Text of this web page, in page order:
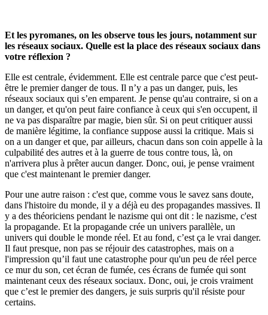
Et les pyromanes, on les observe tous les jours, notamment sur
les réseaux sociaux. Quelle est la place des réseaux sociaux dans
votre réflexion ?
Elle est centrale, évidemment. Elle est centrale parce que c'est peut-
être le premier danger de tous. Il n’y a pas un danger, puis, les
réseaux sociaux qui s’en emparent. Je pense qu'au contraire, si on a
un danger, et qu'on peut faire confiance à ceux qui s'en occupent, il
ne va pas disparaître par magie, bien sûr. Si on peut critiquer aussi
de manière légitime, la confiance suppose aussi la critique. Mais si
on a un danger et que, par ailleurs, chacun dans son coin appelle à la
culpabilité des autres et à la guerre de tous contre tous, là, on
n'arrivera plus à prêter aucun danger. Donc, oui, je pense vraiment
que c'est maintenant le premier danger.
Pour une autre raison : c'est que, comme vous le savez sans doute,
dans l'histoire du monde, il y a déjà eu des propagandes massives. Il
y a des théoriciens pendant le nazisme qui ont dit : le nazisme, c'est
la propagande. Et la propagande crée un univers parallèle, un
univers qui double le monde réel. Et au fond, c’est ça le vrai danger.
Il faut presque, non pas se réjouir des catastrophes, mais on a
l'impression qu’il faut une catastrophe pour qu'un peu de réel perce
ce mur du son, cet écran de fumée, ces écrans de fumée qui sont
maintenant ceux des réseaux sociaux. Donc, oui, je crois vraiment
que c’est le premier des dangers, je suis surpris qu'il résiste pour
certains.